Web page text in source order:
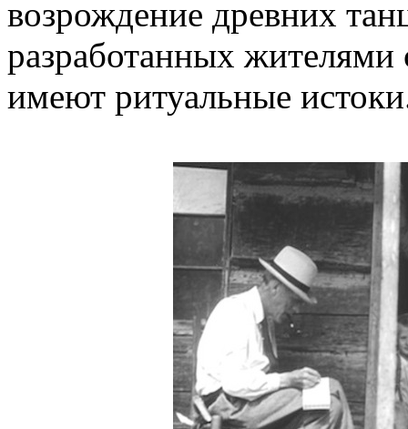
возрождение древних
разработанных жителями
имеют ритуальные